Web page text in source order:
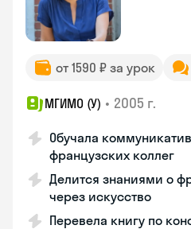
от 1590 ₽ за урок
МГИМО (У) • 2005 г.
Обучала
французских коллег
Делится знаниями о
через искусство
Перевела книгу по